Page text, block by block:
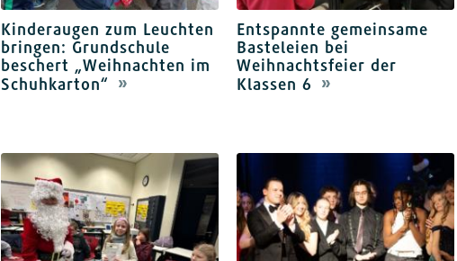
Kinderaugen zum Leuchten
bringen: Grundschule
beschert „Weihnachten im
Schuhkarton“
Entspannte gemeinsame
Basteleien bei
Weihnachtsfeier der
Klassen 6